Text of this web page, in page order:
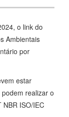
o link do
Ambientais
por
estar
realizar o
NBR ISO/IEC